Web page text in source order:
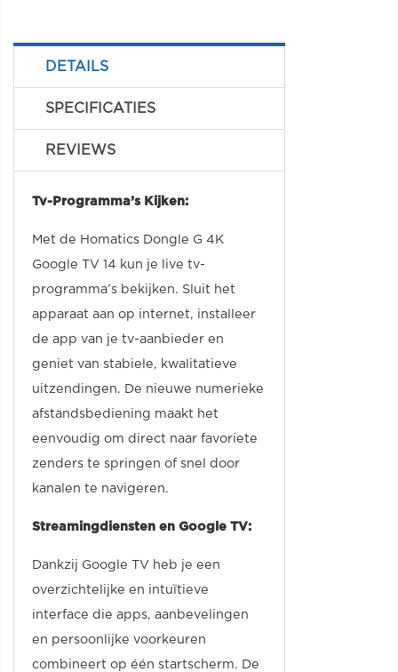
DETAILS
SPECIFICATIES
REVIEWS
Tv-Programma’s Kijken:
Met de Homatics Dongle G 4K
Google TV 14 kun je live tv-
programma’s bekijken. Sluit het
apparaat aan op internet, installeer
de app van je tv-aanbieder en
geniet van stabiele, kwalitatieve
uitzendingen. De nieuwe numerieke
afstandsbediening maakt het
eenvoudig om direct naar favoriete
zenders te springen of snel door
kanalen te navigeren.
Streamingdiensten en Google TV:
Dankzij Google TV heb je een
overzichtelijke en intuïtieve
interface die apps, aanbevelingen
en persoonlijke voorkeuren
combineert op één startscherm. De